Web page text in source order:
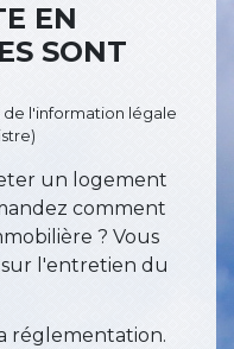
EN
SONT
de l'information légale
un logement
comment
? Vous
sur l'entretien du
réglementation.